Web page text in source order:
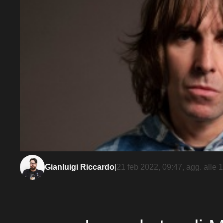
Gianluigi Riccardo 21 feb 2022, 09:47, agg. alle